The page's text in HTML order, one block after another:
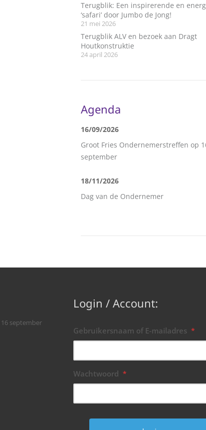
Terugblik: Een inspirerende en
‘safari’ door Jumbo de Jong!
21 mei 2026
Terugblik ALV en bezoek aan Dragt
Houtkonstruktie
24 april 2026
Agenda
16/09/2026
Groot Fries Ondernemerstreffen op
september
18/11/2026
Dag van de Ondernemer
september
Login / Account:
Gebruikersnaam of E-mailadres *
Wachtwoord *